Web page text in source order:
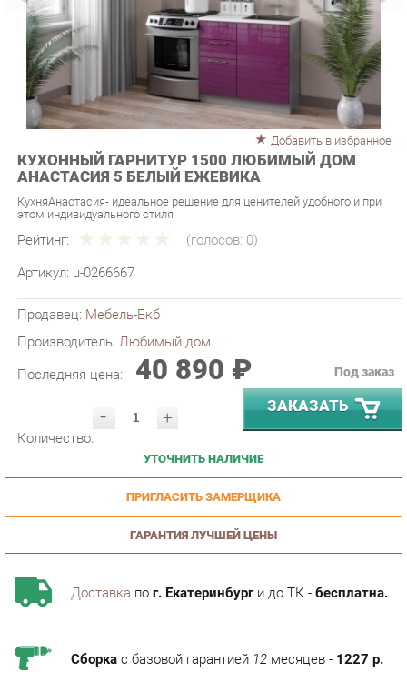
Добавить в избранное
КУХОННЫЙ ГАРНИТУР 1500 ЛЮБИМЫЙ ДОМ
АНАСТАСИЯ 5 БЕЛЫЙ ЕЖЕВИКА
КухняАнастасия- идеальное решение для ценителей удобного и при
Рейтинг:
Артикул: u-0266667
Производитель:Любимый дом
Последняя цена: 40 890 ₽
- ЗАКАЗАТЬ
УТОЧНИТЬ НАЛИЧИЕ
ПРИГЛАСИТЬ ЗАМЕРЩИКА
ГАРАНТИЯ ЛУЧШЕЙ ЦЕНЫ
Доставкапог. Екатеринбурги до ТК -бесплатна.